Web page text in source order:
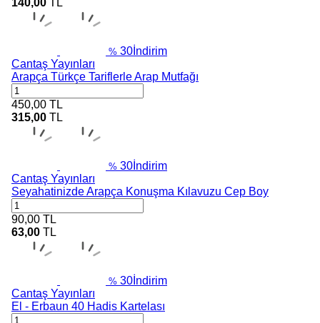
% 30 İndirim
Cantaş Yayınları
Arapça Türkçe Tariflerle Arap Mutfağı
450,00 TL
315,00 TL
% 30 İndirim
Cantaş Yayınları
Seyahatinizde Arapça Konuşma Kılavuzu Cep Boy
90,00 TL
63,00 TL
% 30 İndirim
Cantaş Yayınları
El - Erbaun 40 Hadis Kartelası